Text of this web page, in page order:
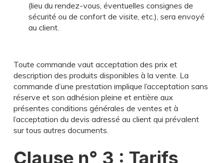
(lieu du rendez-vous, éventuelles consignes de
sécurité ou de confort de visite, etc.), sera envoyé
au client.
Toute commande vaut acceptation des prix et
description des produits disponibles à la vente. La
commande d’une prestation implique l’acceptation sans
réserve et son adhésion pleine et entière aux
présentes conditions générales de ventes et à
l’acceptation du devis adressé au client qui prévalent
sur tous autres documents.
Clause n° 3 : Tarifs